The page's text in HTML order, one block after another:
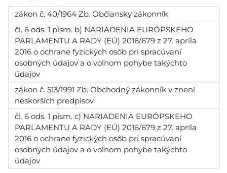
zákon č. 40/1964 Zb. Občiansky zákonník
čl. 6 ods. 1 písm. b) NARIADENIA EURÓPSKEHO
PARLAMENTU A RADY (EÚ) 2016/679 z 27. apríla
2016 o ochrane fyzických osôb pri spracúvaní
osobných údajov a o voľnom pohybe takýchto
údajov
zákon č. 513/1991 Zb. Obchodný zákonník v znení
neskorších predpisov
čl. 6 ods. 1 písm. c) NARIADENIA EURÓPSKEHO
PARLAMENTU A RADY (EÚ) 2016/679 z 27. apríla
2016 o ochrane fyzických osôb pri spracúvaní
osobných údajov a o voľnom pohybe takýchto
údajov